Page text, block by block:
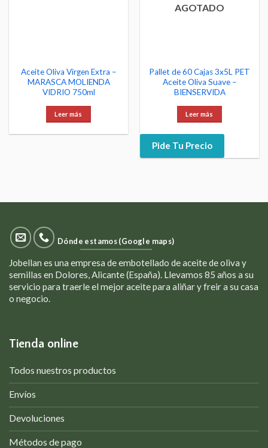
Aceite Oliva Virgen Extra –
MARASCA MOLIENDA
VIDRIO 750ml
Leer más
AGOTADO
Pallet de 60 Cajas 3x5L PET
Aceite Oliva Suave –
BIENSERVIDA
Leer más
Pide Tu Precio
Dónde estamos (Google maps)
Jobellan es una empresa de embotellado de aceite de oliva y
semillas en Dolores, Alicante (España). Llevamos 85 años a su
servicio para traerle el mejor aceite para aliñar y freir a su casa
o negocio.
Tienda online
Todos nuestros productos
Envíos
Devoluciones
Métodos de pago